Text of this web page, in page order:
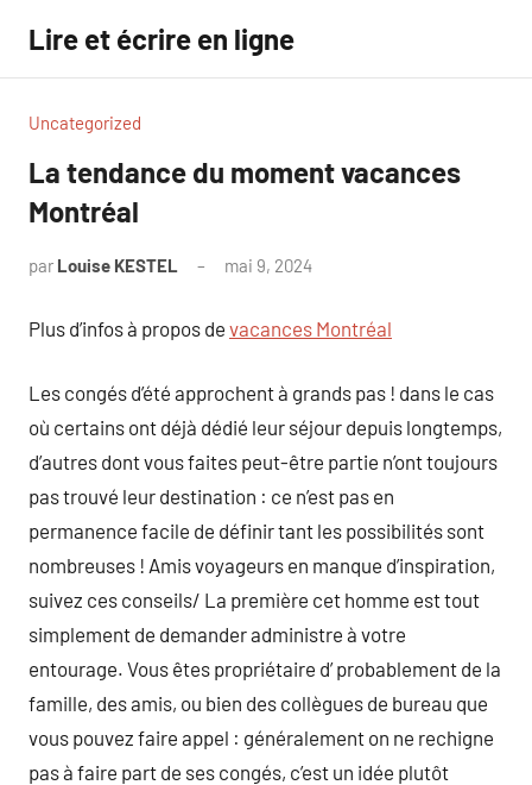
contenu
Lire et écrire en ligne
Uncategorized
La tendance du moment vacances
Montréal
par Louise KESTEL mai 9, 2024
Plus d’infos à propos de vacances Montréal
Les congés d’été approchent à grands pas ! dans le cas
où certains ont déjà dédié leur séjour depuis longtemps,
d’autres dont vous faites peut-être partie n’ont toujours
pas trouvé leur destination : ce n’est pas en
permanence facile de définir tant les possibilités sont
nombreuses ! Amis voyageurs en manque d’inspiration,
suivez ces conseils/ La première cet homme est tout
simplement de demander administre à votre
entourage. Vous êtes propriétaire d’ probablement de la
famille, des amis, ou bien des collègues de bureau que
vous pouvez faire appel : généralement on ne rechigne
pas à faire part de ses congés, c’est un idée plutôt